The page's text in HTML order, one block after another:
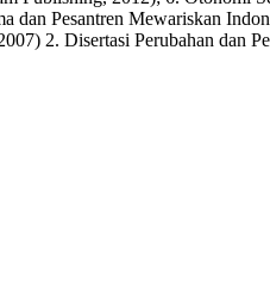
Pesantren Mewariskan
2. Disertasi Perubahan dan